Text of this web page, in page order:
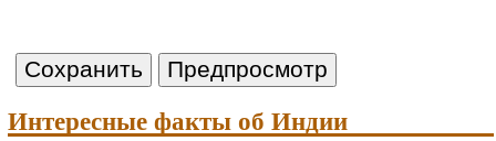
Интересные факты об Индии